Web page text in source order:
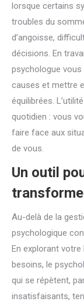
lorsque certains
troubles du
d’angoisse,
décisions. En
psychologue
causes et mettre
équilibrées.
quotidien : vous
faire face aux
de vous.
Un outil
Au-delà de la
psychologique
En explorant
besoins, le
qui se répètent,
insatisfaisants,